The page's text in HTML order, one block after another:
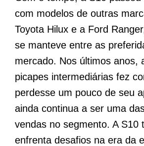
com modelos de outras
Toyota Hilux e a Ford
se manteve entre as
mercado. Nos últimos anos,
picapes intermediárias fez
perdesse um pouco de seu
ainda continua a ser uma
vendas no segmento. A S10
enfrenta desafios na era da